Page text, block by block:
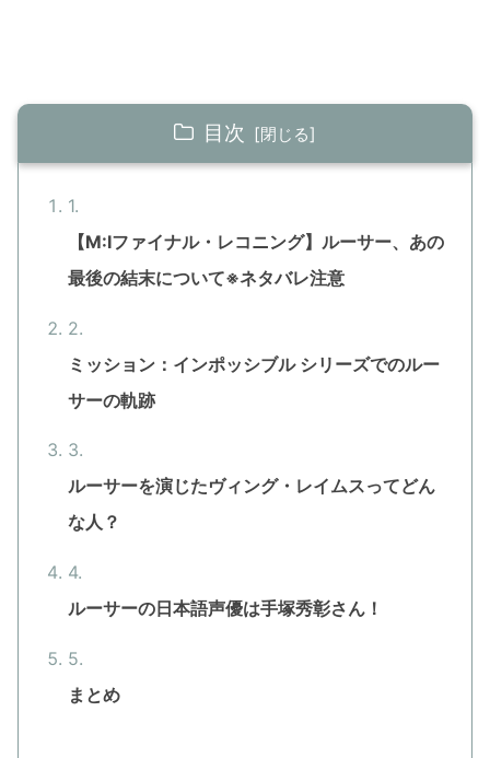
目次
【M:Iファイナル・レコニング】ルーサー、あの
最後の結末について※ネタバレ注意
ミッション：インポッシブル シリーズでのルー
サーの軌跡
ルーサーを演じたヴィング・レイムスってどん
な人？
ルーサーの日本語声優は手塚秀彰さん！
まとめ